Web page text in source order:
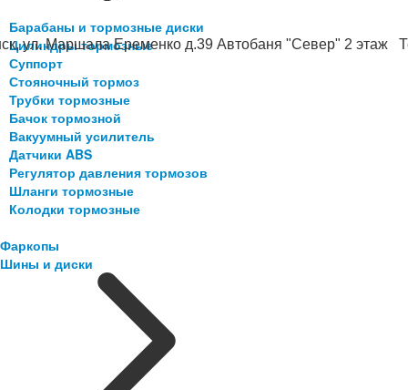
ул. Маршала Еременко д.39 Автобаня "Север" 2 этаж
Барабаны и тормозные диски
Цилиндры тормозные
Суппорт
Стояночный тормоз
Трубки тормозные
Бачок тормозной
Вакуумный усилитель
Датчики ABS
Регулятор давления тормозов
Шланги тормозные
Колодки тормозные
Фаркопы
Шины и диски